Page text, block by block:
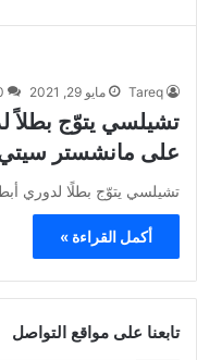
Tareq مايو 29, 2021
تشيلسي يتوّج بطلاً
على مانشستر
تشيلسي يتوّج بطلًا لدوري
أكمل القراءة »
تابعنا على مواقع التواصل